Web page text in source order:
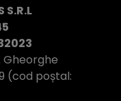
S.R.L
Gheorghe
(cod poștal: